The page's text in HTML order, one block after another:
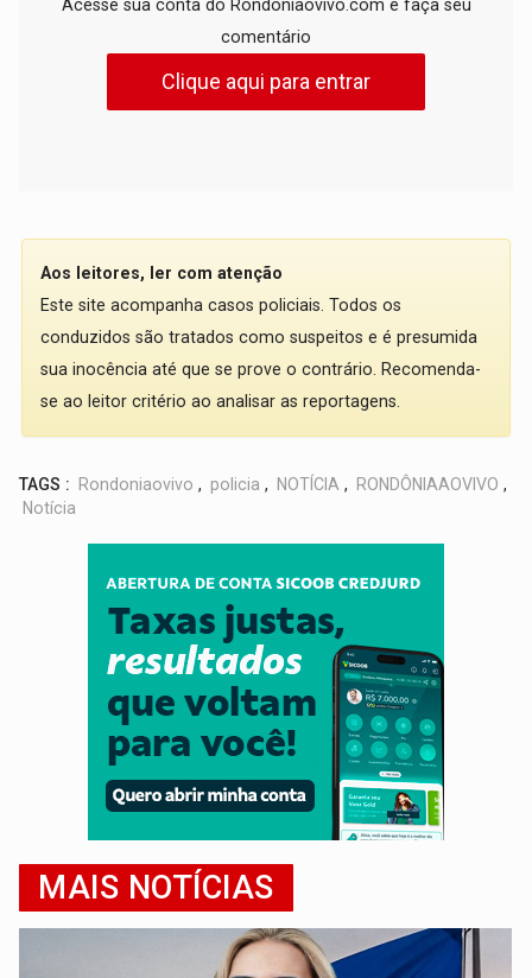
Acesse sua conta do Rondoniaovivo.com e faça seu
comentário
Clique aqui para entrar
Aos leitores, ler com atenção
Este site acompanha casos policiais. Todos os
conduzidos são tratados como suspeitos e é presumida
sua inocência até que se prove o contrário. Recomenda-
se ao leitor critério ao analisar as reportagens.
TAGS : Rondoniaovivo , policia , NOTÍCIA , RONDÔNIAAOVIVO ,
Notícia
MAIS NOTÍCIAS